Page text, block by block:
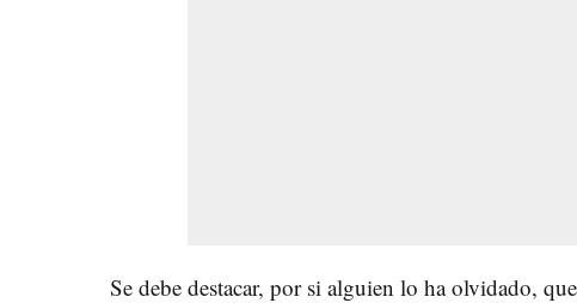
Se debe destacar, por si alguien lo ha olvidado,